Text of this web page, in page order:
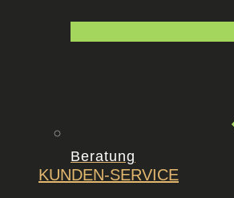
Beratung
KUNDEN-SERVICE